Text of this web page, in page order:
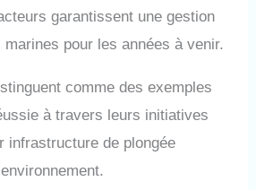
garantissent une gestion
pour les années à venir.
comme des exemples
à travers leurs initiatives
infrastructure de plongée